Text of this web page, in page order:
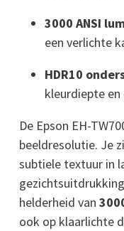
3000 ANSI
een verlichte
HDR10
kleurdiepte
De Epson EH-
beeldresolutie. Je
subtiele textuur in
helderheid van
ook op klaarlichte